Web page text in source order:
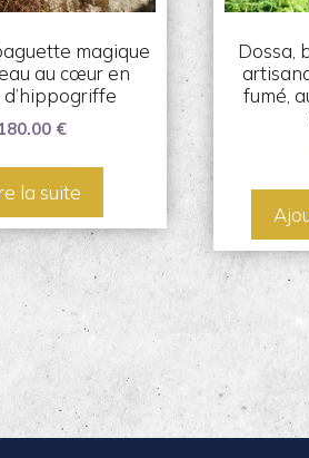
magique
au cœur en
d’hippogriffe
180.00 €
la suite
Dossa,
fumé,